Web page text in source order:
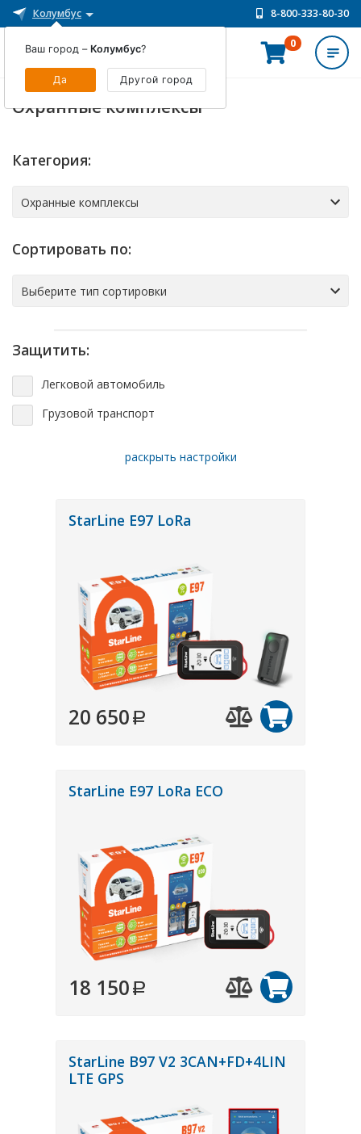
Колумбус 8-800-333-80-30
ИНТЕРНЕТ-МАГАЗИН
0
Охранные комплексы
Категория:
Сортировать по:
Защитить:
Легковой автомобиль
Грузовой транспорт
раскрыть настройки
StarLine E97 LoRa
20 650
StarLine E97 LoRa ECO
18 150
StarLine B97 V2 3CAN+FD+4LIN
LTE GPS
Ваш город – Колумбус?
Да Другой город